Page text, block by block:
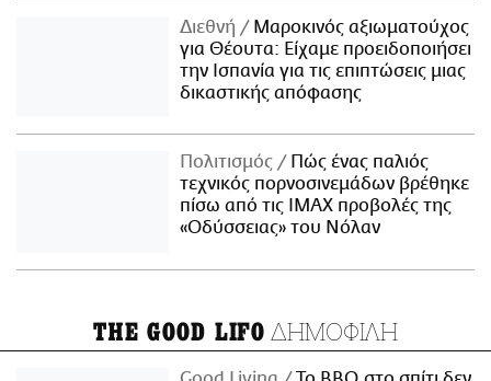
Διεθνή
Μαροκινός αξιωματούχος
για Θέουτα: Είχαμε προειδοποιήσει
την Ισπανία για τις επιπτώσεις μιας
δικαστικής απόφασης
Πολιτισμός
Πώς ένας παλιός
τεχνικός πορνοσινεμάδων βρέθηκε
πίσω από τις IMAX προβολές της
«Οδύσσειας» του Νόλαν
THE GOOD LIFO ΔΗΜΟΦΙΛΗ